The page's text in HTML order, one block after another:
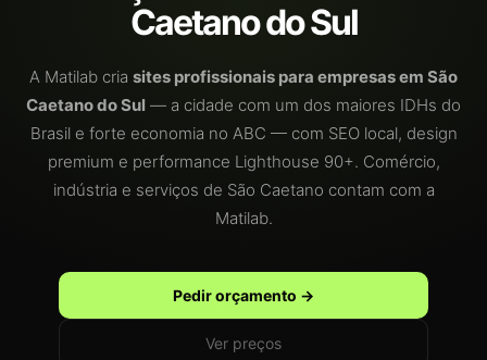
Caetano do Sul
A Matilab cria sites profissionais para empresas em São
Caetano do Sul — a cidade com um dos maiores IDHs do
Brasil e forte economia no ABC — com SEO local, design
premium e performance Lighthouse 90+. Comércio,
indústria e serviços de São Caetano contam com a
Matilab.
Pedir orçamento →
Ver preços